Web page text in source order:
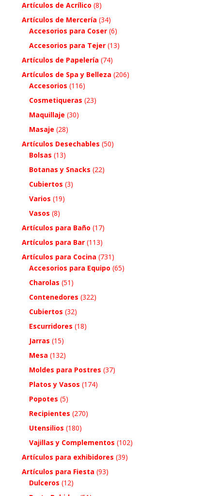
Artículos de Acrílico (8)
Artículos de Mercería (34)
Accesorios para Coser (6)
Accesorios para Tejer (13)
Artículos de Papelería (74)
Artículos de Spa y Belleza (206)
Accesorios (116)
Cosmetiqueras (23)
Maquillaje (30)
Masaje (28)
Artículos Desechables (50)
Bolsas (13)
Botanas y Snacks (22)
Cubiertos (3)
Varios (19)
Vasos (8)
Artículos para Baño (17)
Artículos para Bar (113)
Artículos para Cocina (731)
Accesorios para Equipo (65)
Charolas (51)
Contenedores (322)
Cubiertos (32)
Escurridores (18)
Jarras (15)
Mesa (132)
Moldes para Postres (37)
Platos y Vasos (174)
Popotes (5)
Recipientes (270)
Utensilios (180)
Vajillas y Complementos (102)
Artículos para exhibidores (39)
Artículos para Fiesta (93)
Dulceros (12)